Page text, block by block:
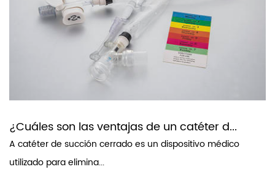
¿Cuáles son las ventajas de un catéter d...
A catéter de succión cerrado es un dispositivo médico
utilizado para elimina...